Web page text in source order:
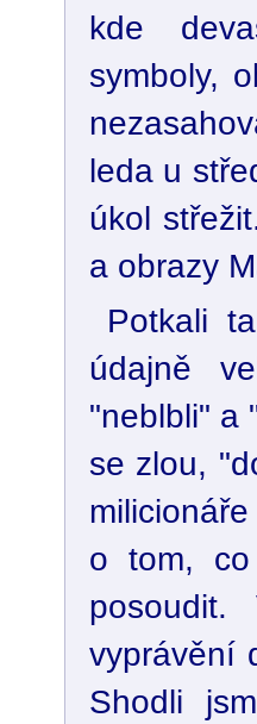
kde
symboly,
leda u
úkol
a obrazy
Potkali
údajně
"neblbli" a
se zlou,
o tom, co
vyprávění
Shodli